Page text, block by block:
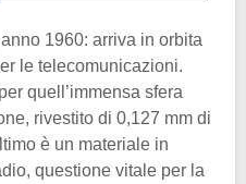
anno 1960: arriva in orbita
le telecomunicazioni.
quell’immensa sfera
rivestito di 0,127 mm di
è un materiale in
questione vitale per la